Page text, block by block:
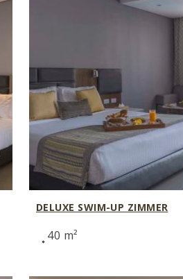
DELUXE SWIM-UP ZIMMER
40 m²